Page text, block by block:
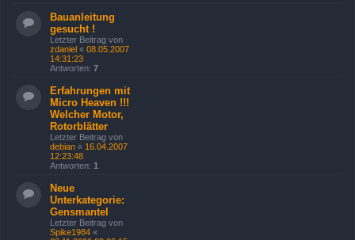
Bauanleitung
gesucht !
Letzter Beitrag von
zdaniel « 08.05.2007
14:31:23
Antworten: 7
Erfahrungen mit
Micro Heaven !!!
Welcher Motor,
Rotorblätter
Letzter Beitrag von
debian « 16.04.2007
12:23:48
Antworten: 1
Neue
Unterkategorie:
Gensmantel
Letzter Beitrag von
Spike1984 «